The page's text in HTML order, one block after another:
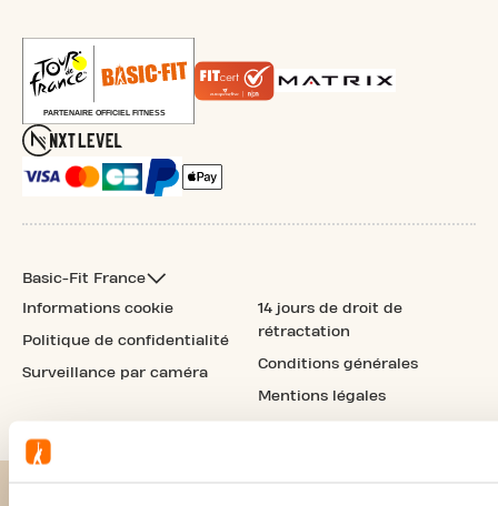
Basic-Fit France
Informations cookie
Politique de confidentialité
Surveillance par caméra
14 jours de droit de
rétractation
Conditions générales
Mentions légales